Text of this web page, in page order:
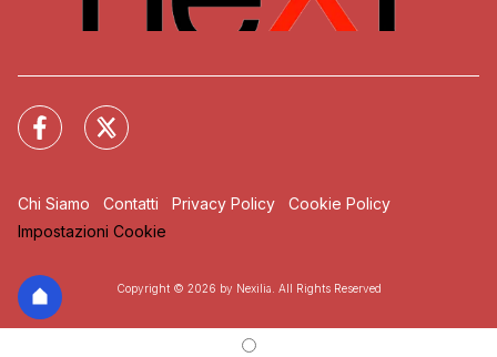
Chi Siamo Contatti Privacy Policy
Cookie Policy
Impostazioni Cookie
Copyright © 2026 by Nexilia. All Rights Reserved